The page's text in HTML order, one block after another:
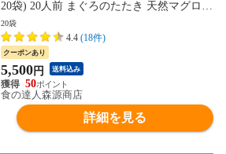
20袋) 20人前 まぐろのたたき 天然マグロ使
用 送料無料 お取り寄せグルメ 食品 海鮮
【最安値に挑戦！10,720円→5500円セー
ル】
20袋
4.4 (18件)
クーポンあり
5,500円 送料込み
50
食の達人森源商店
詳細を見る